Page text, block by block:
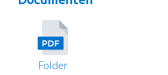
Folder